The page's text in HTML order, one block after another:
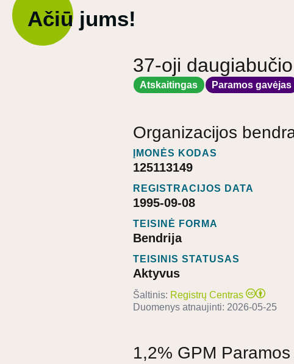
Ačiū jums!
37-oji
Atskaitingas Paramos gavėjas
Organizacijos
ĮMONĖS KODAS
125113149
REGISTRACIJOS DATA
1995-09-08
TEISINĖ FORMA
Bendrija
TEISINIS STATUSAS
Aktyvus
Šaltinis: Registrų Centras
Duomenys atnaujinti: 2026-05-25
1,2% GPM